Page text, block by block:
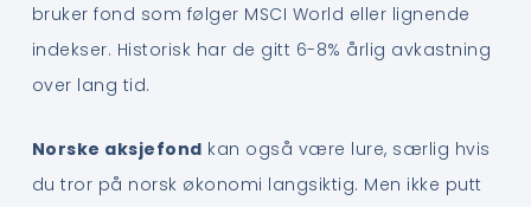
bruker fond som følger MSCI World eller lignende
indekser. Historisk har de gitt 6-8% årlig avkastning
over lang tid.
Norske aksjefond kan også være lure, særlig hvis
du tror på norsk økonomi langsiktig. Men ikke putt